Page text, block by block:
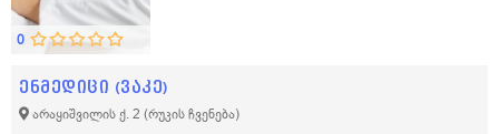
0
ენმედიცი (ვაკე)
არაყიშვილის ქ. 2 (რუკის ჩვენება)